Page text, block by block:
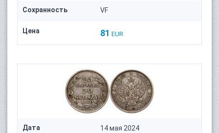
Сохранность VF
Цена 81 EUR
Дата 14 мая 2024